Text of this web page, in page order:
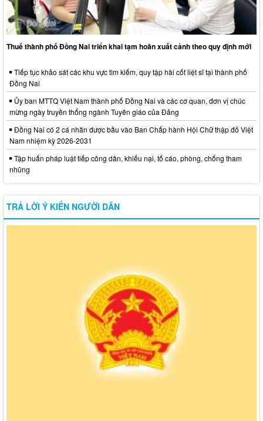
Thuế thành phố Đồng Nai triển khai tạm hoãn xuất cảnh theo quy định mới
Tiếp tục khảo sát các khu vực tìm kiếm, quy tập hài cốt liệt sĩ tại thành phố
Đồng Nai
Ủy ban MTTQ Việt Nam thành phố Đồng Nai và các cơ quan, đơn vị chúc
mừng ngày truyền thống ngành Tuyên giáo của Đảng
Đồng Nai có 2 cá nhân được bầu vào Ban Chấp hành Hội Chữ thập đỏ Việt
Nam nhiệm kỳ 2026-2031
Tập huấn pháp luật tiếp công dân, khiếu nại, tố cáo, phòng, chống tham
nhũng
TRẢ LỜI Ý KIẾN NGƯỜI DÂN